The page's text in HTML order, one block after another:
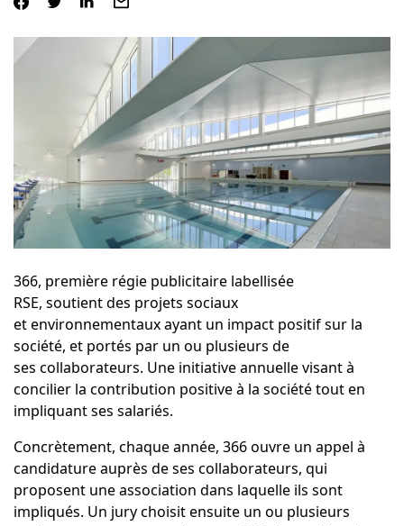
366, première régie publicitaire labellisée
RSE, soutient des projets sociaux
et environnementaux ayant un impact positif sur la
société, et portés par un ou plusieurs de
ses collaborateurs. Une initiative annuelle visant à
concilier la contribution positive à la société tout en
impliquant ses salariés.
Concrètement, chaque année, 366 ouvre un appel à
candidature auprès de ses collaborateurs, qui
proposent une association dans laquelle ils sont
impliqués. Un jury choisit ensuite un ou plusieurs